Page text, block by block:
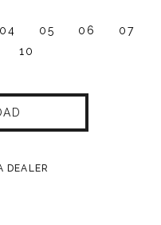
04 05 06
07
10
DEALER